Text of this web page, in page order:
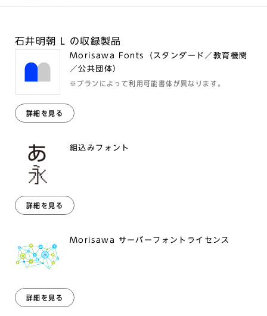
石井明朝 L の収録製品
Morisawa Fonts（スタンダード／教育機関
／公共団体）
※プランによって利用可能書体が異なります。
詳細を見る
組込みフォント
詳細を見る
Morisawa サーバーフォントライセンス
詳細を見る